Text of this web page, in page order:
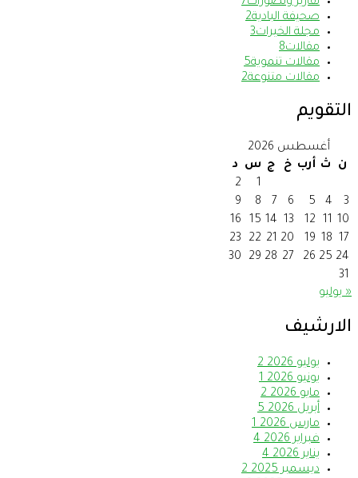
صحيفة البادية2
مجلة الخيرات3
مقالات8
مقالات تنموية5
مقالات متنوعة2
التقويم
أغسطس 2026
ن
ث أرب خ ج س
د
1
2
3
4
5
6
7
8
9
10
11
12
13
14
15
16
17
18
19
20
21
22
23
24
25
26
27
28
29
30
31
« يوليو
الارشيف
يوليو 2026
2
يونيو 2026
1
مايو 2026
2
أبريل 2026
5
مارس 2026
1
فبراير 2026
4
يناير 2026
4
ديسمبر 2025
2